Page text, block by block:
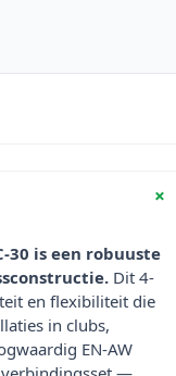
+
30 is een robuuste
Dit 4-
en flexibiliteit die
in clubs,
EN-AW